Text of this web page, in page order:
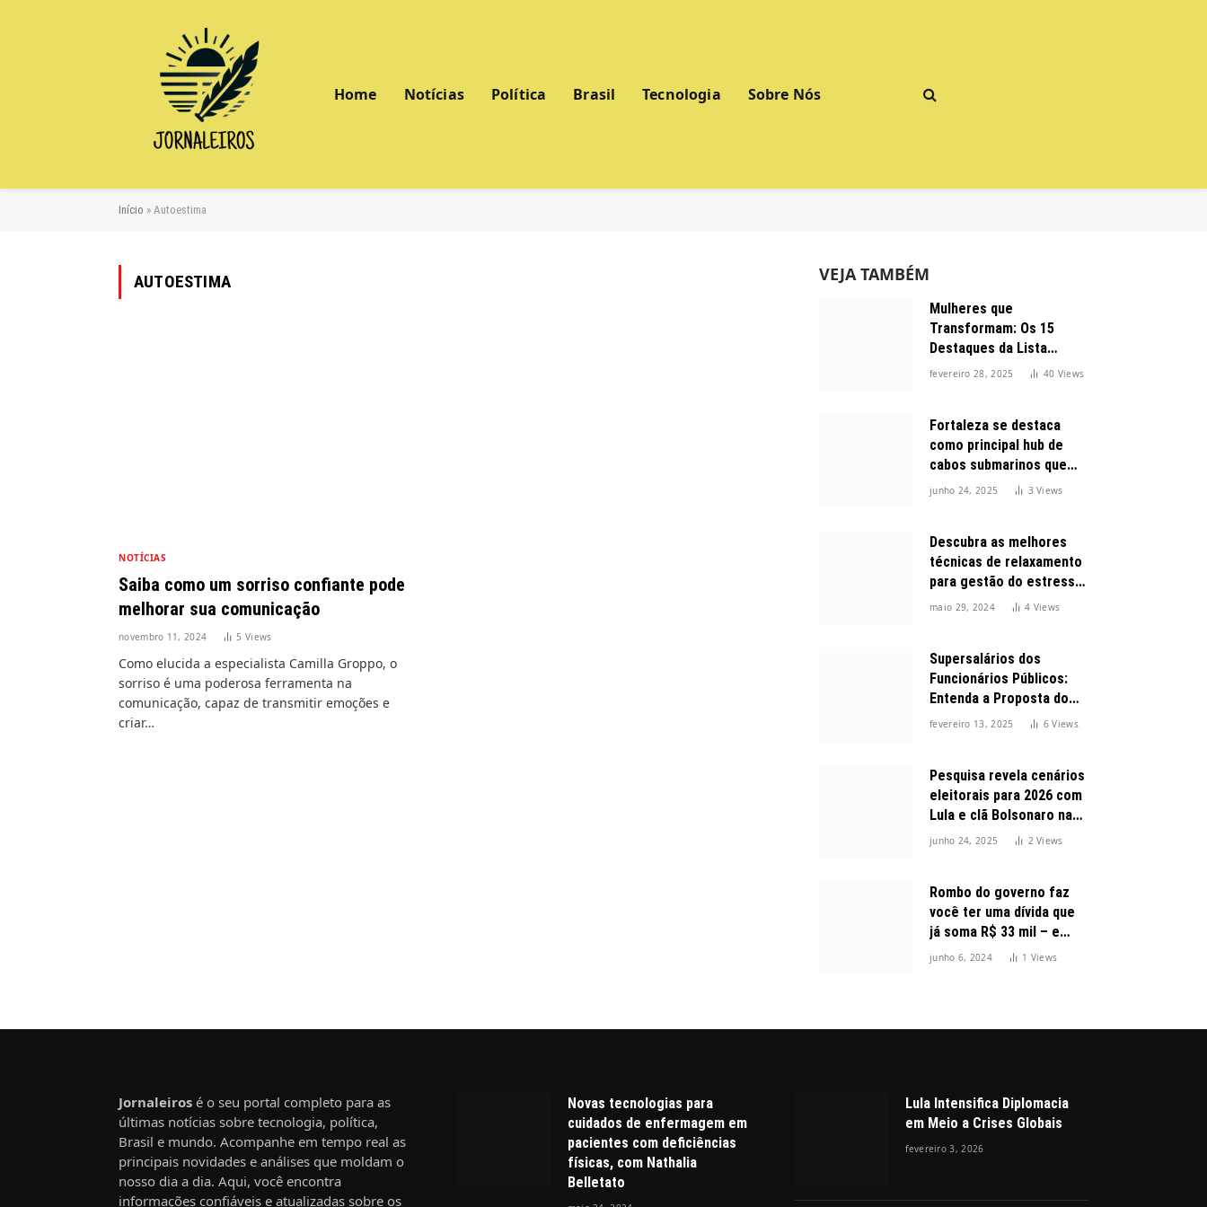
Home Notícias Política Brasil Tecnologia Sobre Nós
Início » Autoestima
AUTOESTIMA
NOTÍCIAS
Saiba como um sorriso confiante pode
melhorar sua comunicação
novembro 11, 2024 5Views
Como elucida a especialista Camilla Groppo, o
sorriso é uma poderosa ferramenta na
comunicação, capaz de transmitir emoções e
criar…
VEJA TAMBÉM
Mulheres que
Transformam: Os 15
Destaques da Lista
Forbes 2025 no Brasil
fevereiro 28, 2025 40 Views
Fortaleza se destaca
como principal hub de
cabos submarinos que
conectam o Brasil ao
junho 24, 2025 3Views
Descubra as melhores
técnicas de relaxamento
para gestão do estresse
durante o dia
maio 29, 2024 4 Views
Supersalários dos
Funcionários Públicos:
Entenda a Proposta do
Governo para Limitar
fevereiro 13, 2025 6Views
Pesquisa revela cenários
eleitorais para 2026 com
Lula e clã Bolsonaro na
disputa presidencial
junho 24, 2025 2Views
Rombo do governo faz
você ter uma dívida que
já soma R$ 33 mil – e
cresceu 300%
junho 6, 2024 1 Views
Jornaleiros é o seu portal completo para as
últimas notícias sobre tecnologia, política,
Brasil e mundo. Acompanhe em tempo real as
principais novidades e análises que moldam o
nosso dia a dia. Aqui, você encontra
informações confiáveis e atualizadas sobre os
Novas tecnologias para
cuidados de enfermagem em
pacientes com deficiências
físicas, com Nathalia
Belletato
Lula Intensifica Diplomacia
em Meio a Crises Globais
fevereiro 3, 2026